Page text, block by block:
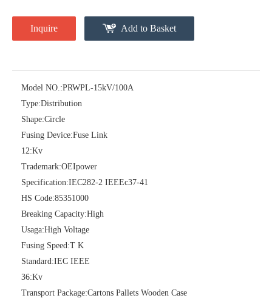
Polymer Fuse Cutout, Drop out Fuses 36 Kv 200A
Inquire Add to Basket
Model NO.:PRWPL-15kV/100A
Type:Distribution
Shape:Circle
Fusing Device:Fuse Link
12:Kv
Trademark:OEIpower
Specification:IEC282-2 IEEEc37-41
HS Code:85351000
Breaking Capacity:High
Usaga:High Voltage
Fusing Speed:T K
Standard:IEC IEEE
36:Kv
Transport Package:Cartons Pallets Wooden Case